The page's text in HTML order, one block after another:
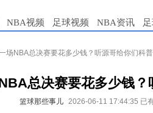
NBA视频 足球视频 NBA资讯
场NBA总决赛要花多少钱？听源哥给你们科
总决赛要花多少钱
篮球那些事儿 2026-06-11 17:44:35 已